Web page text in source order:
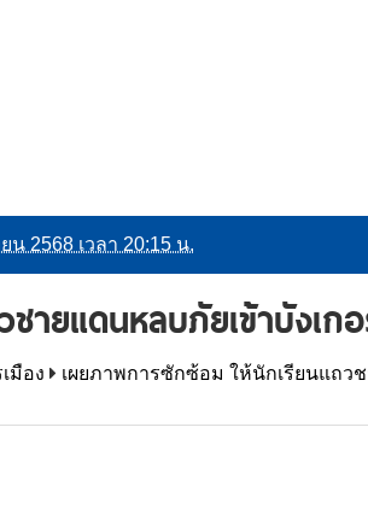
2568 เวลา 20:15 น.
ายแดนหลบภัยเข้าบังเก
มือง
เผยภาพการซักซ้อม ให้นักเรียนแถว